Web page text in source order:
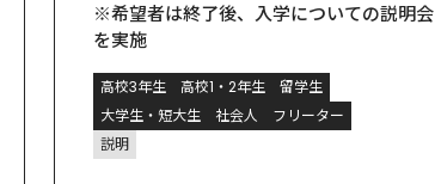
※希望者は終了後、入学についての説明会
を実施
高校3年生 高校1・2年生
留学生
大学生・短大生
社会人
フリーター
説明